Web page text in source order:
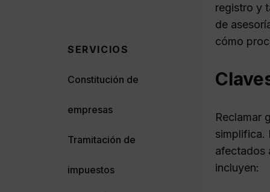
registro y
de
cómo
Reclamar
simplifica.
afectados
incluyen:
SERVICIOS
Constitución de
empresas
Tramitación de
impuestos